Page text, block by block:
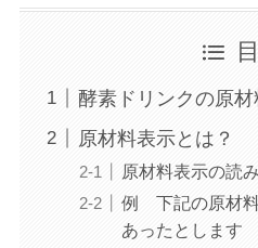
酵素ドリンクの原材
原材料表示とは？
原材料表示の読
例 下記の原材
あったとします